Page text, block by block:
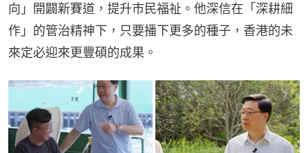
向」開闢新賽道，提升市民福祉。他深信在「深耕細
作」的管治精神下，只要播下更多的種子，香港的未
來定必迎來更豐碩的成果。